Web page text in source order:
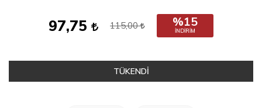
97,75 115,00 %15
İNDIRIM
TÜKENDİ